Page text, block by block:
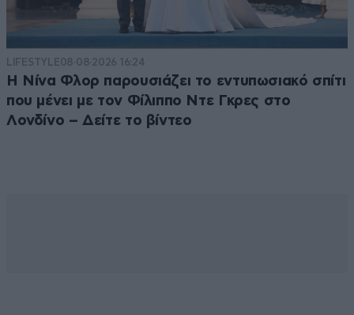
LIFESTYLE08·08·2026 16:24
Η Νίνα Φλορ παρουσιάζει το εντυπωσιακό σπίτι
που μένει με τον Φίλιππο Ντε Γκρες στο
Λονδίνο – Δείτε το βίντεο